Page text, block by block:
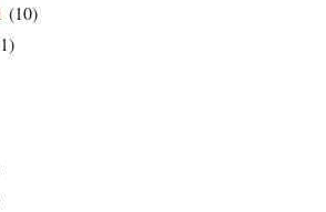
(10)